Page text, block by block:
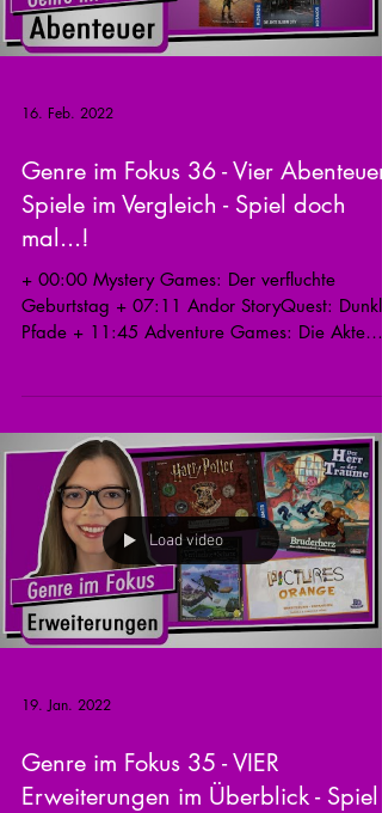
16. Feb. 2022
Genre im Fokus 36 - Vier Abenteuer-
Spiele im Vergleich - Spiel doch
mal...!
+ 00:00 Mystery Games: Der verfluchte
Geburtstag + 07:11 Andor StoryQuest: Dunkle
Pfade + 11:45 Adventure Games: Die Akte
Load video
19. Jan. 2022
Genre im Fokus 35 - VIER
Erweiterungen im Überblick - Spiel